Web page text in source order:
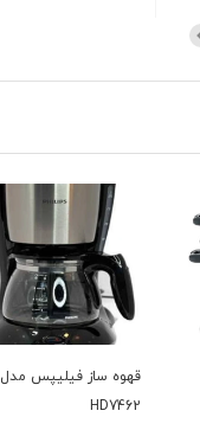
قهوه ساز فیلیپس مدل
HD7462